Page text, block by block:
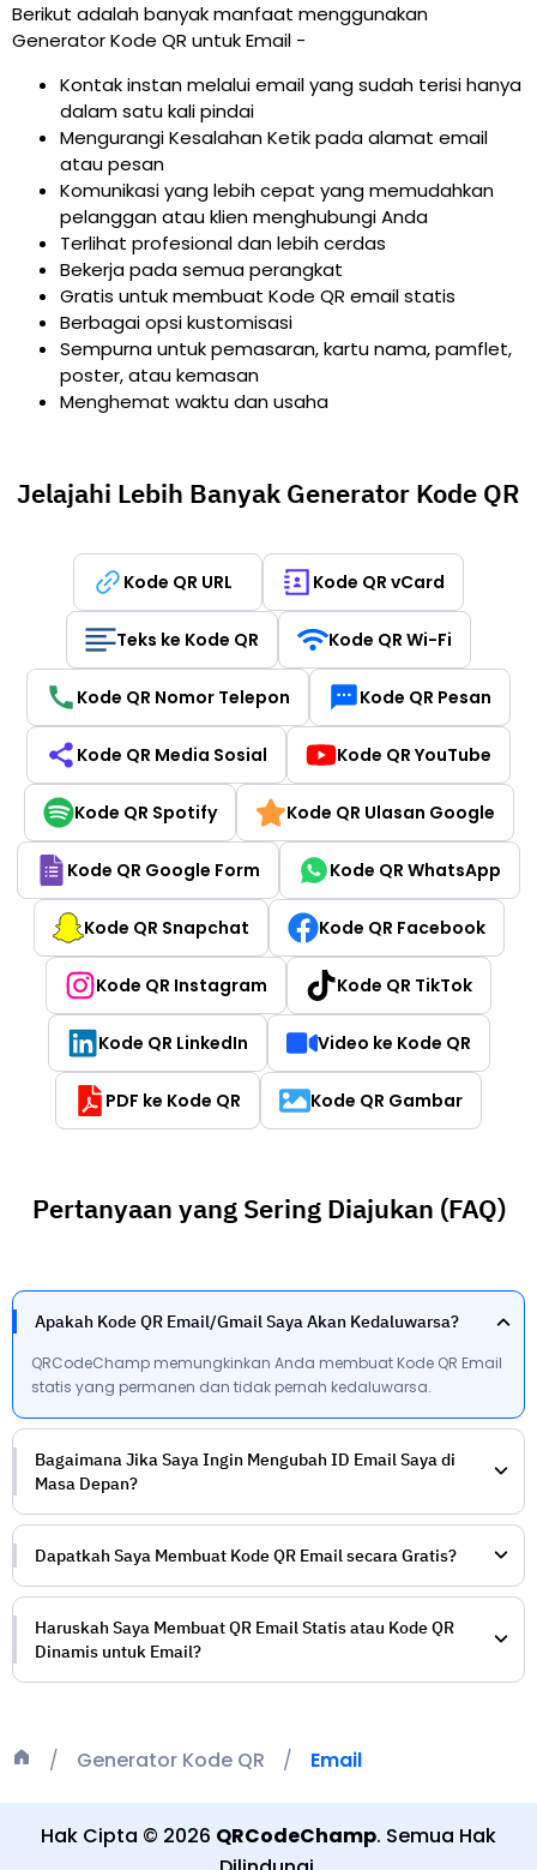
Generator Kode QR Email
Berikut adalah banyak manfaat menggunakan
Generator Kode QR untuk Email -
Kontak instan melalui email yang sudah terisi hanya
dalam satu kali pindai
Mengurangi Kesalahan Ketik pada alamat email
atau pesan
Komunikasi yang lebih cepat yang memudahkan
pelanggan atau klien menghubungi Anda
Terlihat profesional dan lebih cerdas
Bekerja pada semua perangkat
Gratis untuk membuat Kode QR email statis
Berbagai opsi kustomisasi
Sempurna untuk pemasaran, kartu nama, pamflet,
poster, atau kemasan
Menghemat waktu dan usaha
Jelajahi Lebih Banyak Generator Kode QR
Kode QR URL Kode QR vCard
Teks ke Kode QR Kode QR Wi-Fi
Kode QR Nomor Telepon Kode QR Pesan
Kode QR Media Sosial Kode QR YouTube
Kode QR Spotify Kode QR Ulasan Google
Kode QR Google Form Kode QR WhatsApp
Kode QR Snapchat Kode QR Facebook
Kode QR Instagram Kode QR TikTok
Kode QR LinkedIn Video ke Kode QR
PDF ke Kode QR Kode QR Gambar
Pertanyaan yang Sering Diajukan (FAQ)
Apakah Kode QR Email/Gmail Saya Akan Kedaluwarsa?
QRCodeChamp memungkinkan Anda membuat Kode QR Email
statis yang permanen dan tidak pernah kedaluwarsa.
Bagaimana Jika Saya Ingin Mengubah ID Email Saya di
Masa Depan?
Dapatkah Saya Membuat Kode QR Email secara Gratis?
Haruskah Saya Membuat QR Email Statis atau Kode QR
Dinamis untuk Email?
Hak Cipta © 2026 QRCodeChamp. Semua Hak